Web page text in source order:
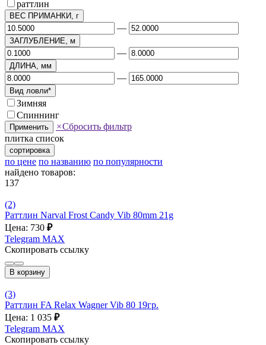
раттлин
ВЕС ПРИМАНКИ, г
—
ЗАГЛУБЛЕНИЕ, м
—
ДЛИНА, мм
—
Вид ловли*
Зимняя
Спиннинг
Применить ×Сбросить фильтр
плитка список
сортировка
по цене по названию по популярности
найдено товаров:
137
(2)
Раттлин Narval Frost Candy Vib 80mm 21g
Цена: 730 ₽
Telegram MAX
Скопировать ссылку
В корзину
(3)
Раттлин FA Relax Wagner Vib 80 19гр.
Цена: 1 035 ₽
Telegram MAX
Скопировать ссылку